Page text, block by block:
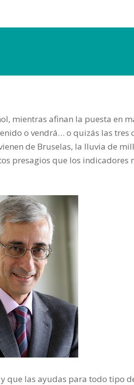
mientras afinan la puesta en
o vendrá… o quizás las tres
de Bruselas, la lluvia de
presagios que los indicadores
que las ayudas para todo tipo